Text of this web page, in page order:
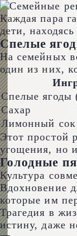
Каждая пара
дети,
Спелые
На семейных
один из них,
Спелые ягоды
Сахар
Лимонный сок
Этот простой
угощения, но
Голодные
Культура
Вдохновение
которые им
Трагедия в
истину, даже